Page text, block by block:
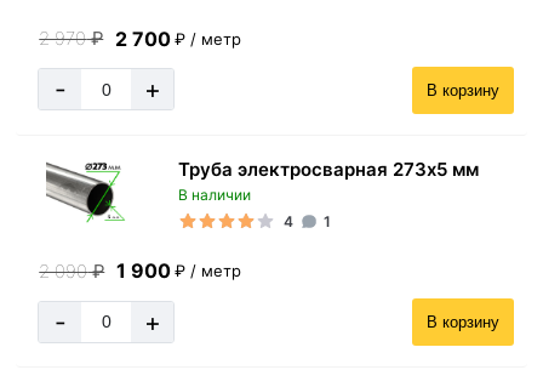
2 970₽ 2 700 ₽ / метр
- + В корзину
Труба электросварная 273х5 мм
В наличии
4
1
2 090₽ 1 900 ₽ / метр
- + В корзину